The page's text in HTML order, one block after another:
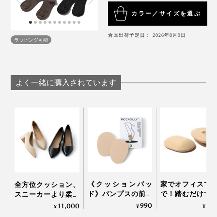
こんな着圧ソックス初めてです！」
医師が必要と認める場合を除き、就寝時は着用しな
いでください。
着用時はアクセサリーを外し、爪を立てないように
注意してください。
ラッピング可能
カラー／サイズを選ぶ
倉庫出荷予定日： 2026年8月9日
よく一緒に購入されています
全方位クッション、
スニーカーより柔ら
かな「コンフォート
¥11,000
《クッションパッ
ド》パンプスの前す
べりを防ぎ、サイズ
¥990
家でオフィスで
で！踏むだけで
ら元気になれる
¥